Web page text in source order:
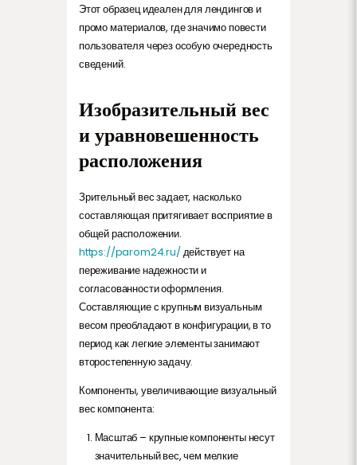
Этот образец идеален для лендингов и
промо материалов, где значимо повести
пользователя через особую очередность
сведений.
Изобразительный вес
и уравновешенность
расположения
Зрительный вес задает, насколько
составляющая притягивает восприятие в
общей расположении.
https://parom24.ru/ действует на
переживание надежности и
согласованности оформления.
Составляющие с крупным визуальным
весом преобладают в конфигурации, в то
период как легкие элементы занимают
второстепенную задачу.
Компоненты, увеличивающие визуальный
вес компонента:
Масштаб – крупные компоненты несут
значительный вес, чем мелкие